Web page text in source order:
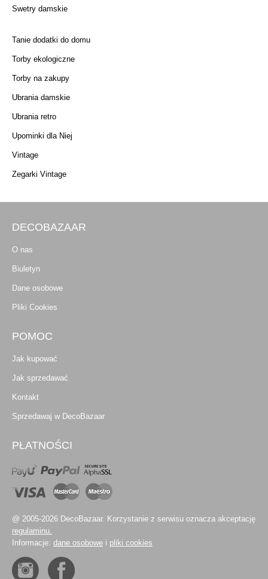
Swetry damskie
Tanie dodatki do domu
Torby ekologiczne
Torby na zakupy
Ubrania damskie
Ubrania retro
Upominki dla Niej
Vintage
Zegarki Vintage
DECOBAZAAR
O nas
Biuletyn
Dane osobowe
Pliki Cookies
POMOC
Jak kupować
Jak sprzedawać
Kontakt
Sprzedawaj w DecoBazaar
PŁATNOŚCI
@ 2005-2026 DecoBazaar. Korzystanie z serwisu oznacza akceptację
regulaminu.
Informacje: dane osobowe i pliki cookies